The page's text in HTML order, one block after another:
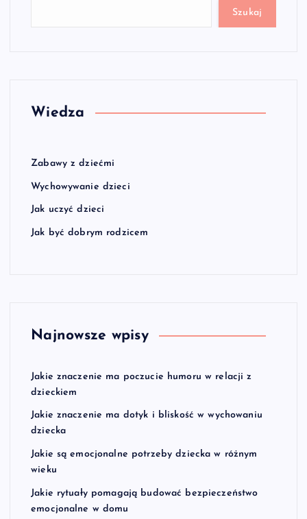
Szukaj
Wiedza
Zabawy z dziećmi
Wychowywanie dzieci
Jak uczyć dzieci
Jak być dobrym rodzicem
Najnowsze wpisy
Jakie znaczenie ma poczucie humoru w relacji z
dzieckiem
Jakie znaczenie ma dotyk i bliskość w wychowaniu
dziecka
Jakie są emocjonalne potrzeby dziecka w różnym
wieku
Jakie rytuały pomagają budować bezpieczeństwo
emocjonalne w domu